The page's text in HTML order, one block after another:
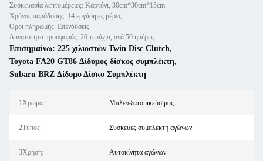
Συσκευασία λεπτομέρειες: Καρτόνι, 30cm*30cm*15cm
Χρόνος παράδοσης: 14 εργάσιμες μέρες
Όροι πληρωμής: Επενδύσεις
Δυνατότητα προσφοράς: 20 τεμάχια, ανά 50 ημέρες.
Επισημαίνω: 225 χιλιοστών Twin Disc Clutch,
Toyota FA20 GT86 Δίδυμος δίσκος συμπλέκτη,
Subaru BRZ Δίδυμο Δίσκο Συμπλέκτη
1Χρώμα: Μπλε/εξατομικεύσιμος
2Τύπος: Συσκευές συμπλέκτη αγώνων
3Χρήση: Αυτοκίνητα αγώνων